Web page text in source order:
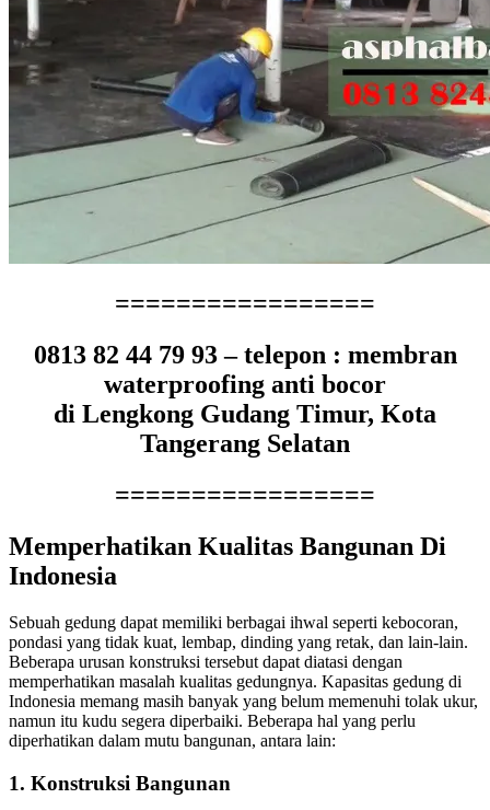
=================
0813 82 44 79 93 – telepon : membran
waterproofing anti bocor
di Lengkong Gudang Timur, Kota
Tangerang Selatan
=================
Memperhatikan Kualitas Bangunan Di
Indonesia
Sebuah gedung dapat memiliki berbagai ihwal seperti kebocoran,
pondasi yang tidak kuat, lembap, dinding yang retak, dan lain-lain.
Beberapa urusan konstruksi tersebut dapat diatasi dengan
memperhatikan masalah kualitas gedungnya. Kapasitas gedung di
Indonesia memang masih banyak yang belum memenuhi tolak ukur,
namun itu kudu segera diperbaiki. Beberapa hal yang perlu
diperhatikan dalam mutu bangunan, antara lain:
1. Konstruksi Bangunan